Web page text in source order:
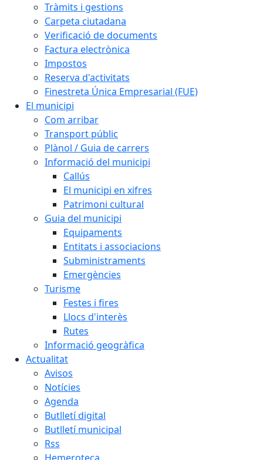
Tràmits i gestions
Carpeta ciutadana
Verificació de documents
Factura electrònica
Impostos
Reserva d'activitats
Finestreta Única Empresarial (FUE)
El municipi
Com arribar
Transport públic
Plànol / Guia de carrers
Informació del municipi
Callús
El municipi en xifres
Patrimoni cultural
Guia del municipi
Equipaments
Entitats i associacions
Subministraments
Emergències
Turisme
Festes i fires
Llocs d'interès
Rutes
Informació geogràfica
Actualitat
Avisos
Notícies
Agenda
Butlletí digital
Butlletí municipal
Rss